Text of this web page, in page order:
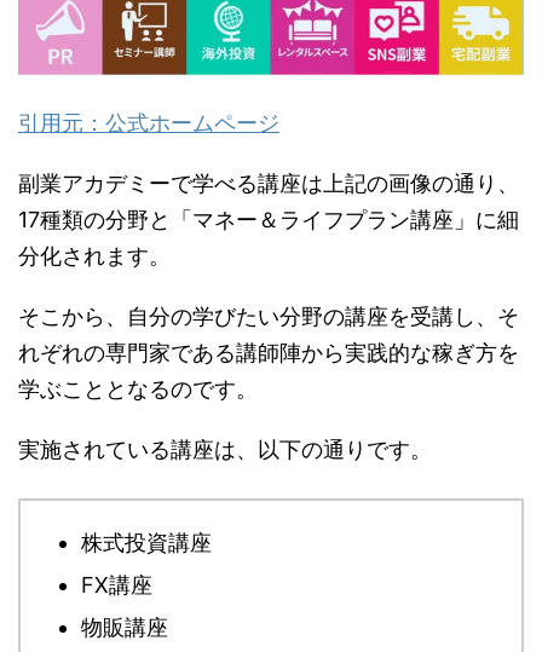
引用元：公式ホームページ
副業アカデミーで学べる講座は上記の画像の通り、
17種類の分野と「マネー＆ライフプラン講座」に細
分化されます。
そこから、自分の学びたい分野の講座を受講し、そ
れぞれの専門家である講師陣から実践的な稼ぎ方を
学ぶこととなるのです。
実施されている講座は、以下の通りです。
株式投資講座
FX講座
物販講座